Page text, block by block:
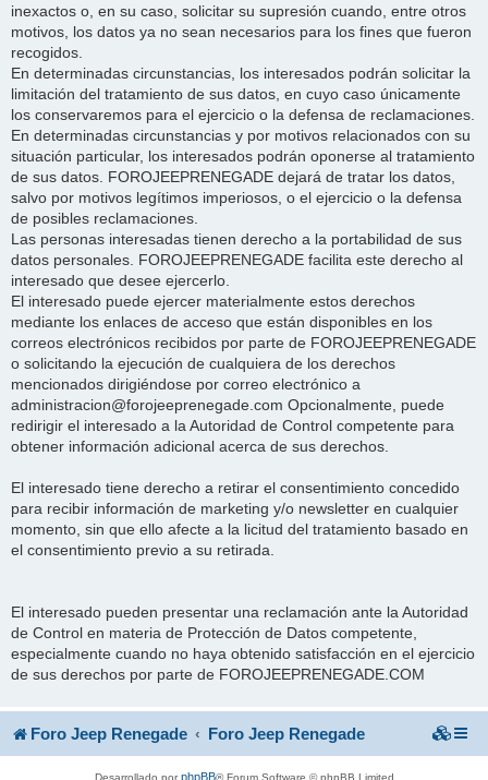
inexactos o, en su caso, solicitar su supresión cuando, entre otros
motivos, los datos ya no sean necesarios para los fines que fueron
recogidos.
En determinadas circunstancias, los interesados podrán solicitar la
limitación del tratamiento de sus datos, en cuyo caso únicamente
los conservaremos para el ejercicio o la defensa de reclamaciones.
En determinadas circunstancias y por motivos relacionados con su
situación particular, los interesados podrán oponerse al tratamiento
de sus datos. FOROJEEPRENEGADE dejará de tratar los datos,
salvo por motivos legítimos imperiosos, o el ejercicio o la defensa
de posibles reclamaciones.
Las personas interesadas tienen derecho a la portabilidad de sus
datos personales. FOROJEEPRENEGADE facilita este derecho al
interesado que desee ejercerlo.
El interesado puede ejercer materialmente estos derechos
mediante los enlaces de acceso que están disponibles en los
correos electrónicos recibidos por parte de FOROJEEPRENEGADE
o solicitando la ejecución de cualquiera de los derechos
mencionados dirigiéndose por correo electrónico a
administracion@forojeeprenegade.com Opcionalmente, puede
redirigir el interesado a la Autoridad de Control competente para
obtener información adicional acerca de sus derechos.
El interesado tiene derecho a retirar el consentimiento concedido
para recibir información de marketing y/o newsletter en cualquier
momento, sin que ello afecte a la licitud del tratamiento basado en
el consentimiento previo a su retirada.
El interesado pueden presentar una reclamación ante la Autoridad
de Control en materia de Protección de Datos competente,
especialmente cuando no haya obtenido satisfacción en el ejercicio
de sus derechos por parte de FOROJEEPRENEGADE.COM
Foro Jeep Renegade Foro Jeep Renegade
Desarrollado porphpBB® Forum Software © phpBB Limited